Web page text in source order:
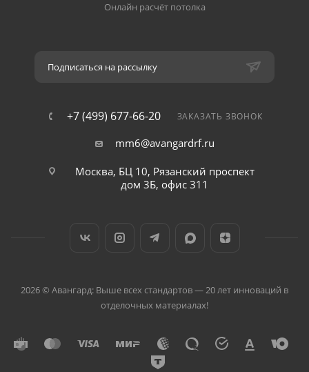
Онлайн расчёт потолка
Подписаться на рассылку
+7 (499) 677-66-20 ЗАКАЗАТЬ ЗВОНОК
mm6@avangardrf.ru
Москва, БЦ 10, Рязанский проспект
дом 3Б, офис 311
2026 © Авангард: Выше всех стандартов — 20 лет инноваций в
отделочных материалах!